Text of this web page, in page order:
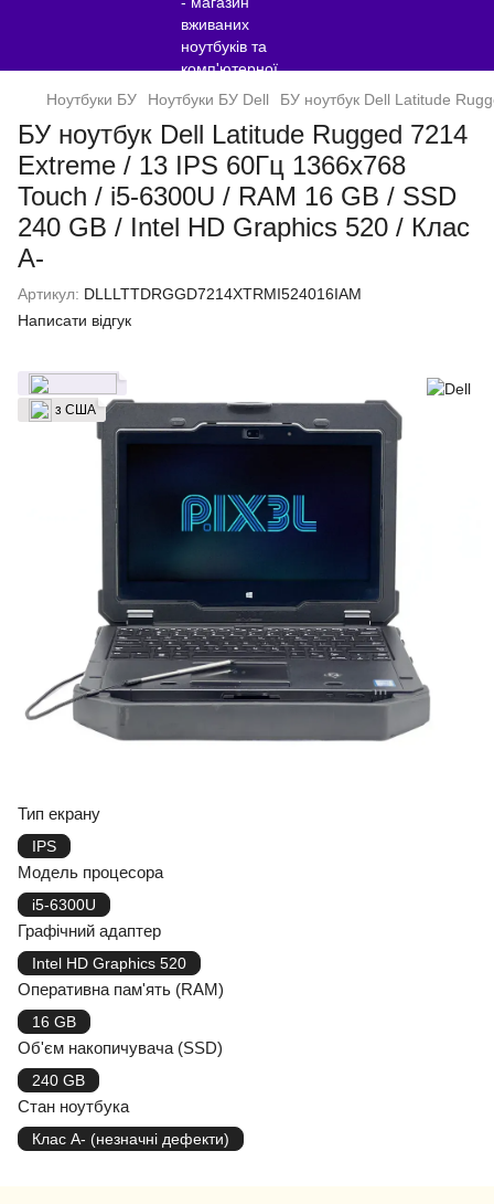
Ноутбуки БУ Ноутбуки БУ Dell БУ ноутбук Dell Latitude
БУ ноутбук Dell Latitude Rugged 7214
Extreme / 13 IPS 60Гц 1366x768
Touch / i5-6300U / RAM 16 GB / SSD
240 GB / Intel HD Graphics 520 / Клас
A-
Артикул: DLLLTTDRGGD7214XTRMI524016IAM
Написати відгук
з США
Тип екрану
IPS
Модель процесора
i5-6300U
Графічний адаптер
Intel HD Graphics 520
Оперативна пам'ять (RAM)
16 GB
Об'єм накопичувача (SSD)
240 GB
Стан ноутбука
Клас A- (незначні дефекти)